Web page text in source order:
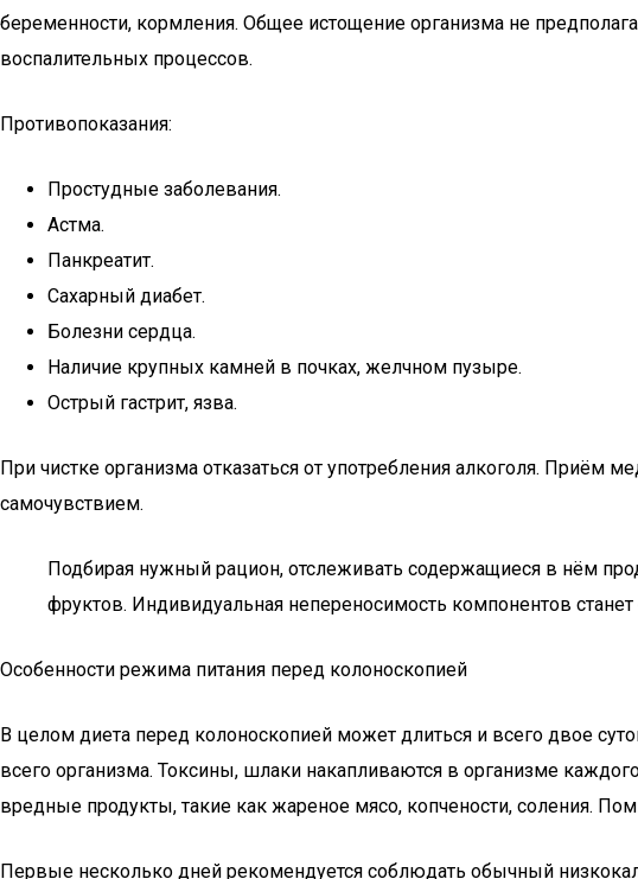
беременности, кормления. Общее истощение организма не
воспалительных процессов.
Противопоказания:
Простудные заболевания.
Астма.
Панкреатит.
Сахарный диабет.
Болезни сердца.
Наличие крупных камней в почках, желчном пузыре.
Острый гастрит, язва.
При чистке организма отказаться от употребления алкоголя. Приём
самочувствием.
Подбирая нужный рацион, отслеживать содержащиеся в нём
фруктов. Индивидуальная непереносимость компонентов
Особенности режима питания перед колоноскопией
В целом диета перед колоноскопией может длиться и всего двое
всего организма. Токсины, шлаки накапливаются в организме
вредные продукты, такие как жареное мясо, копчености, соления.
Первые несколько дней рекомендуется соблюдать обычный